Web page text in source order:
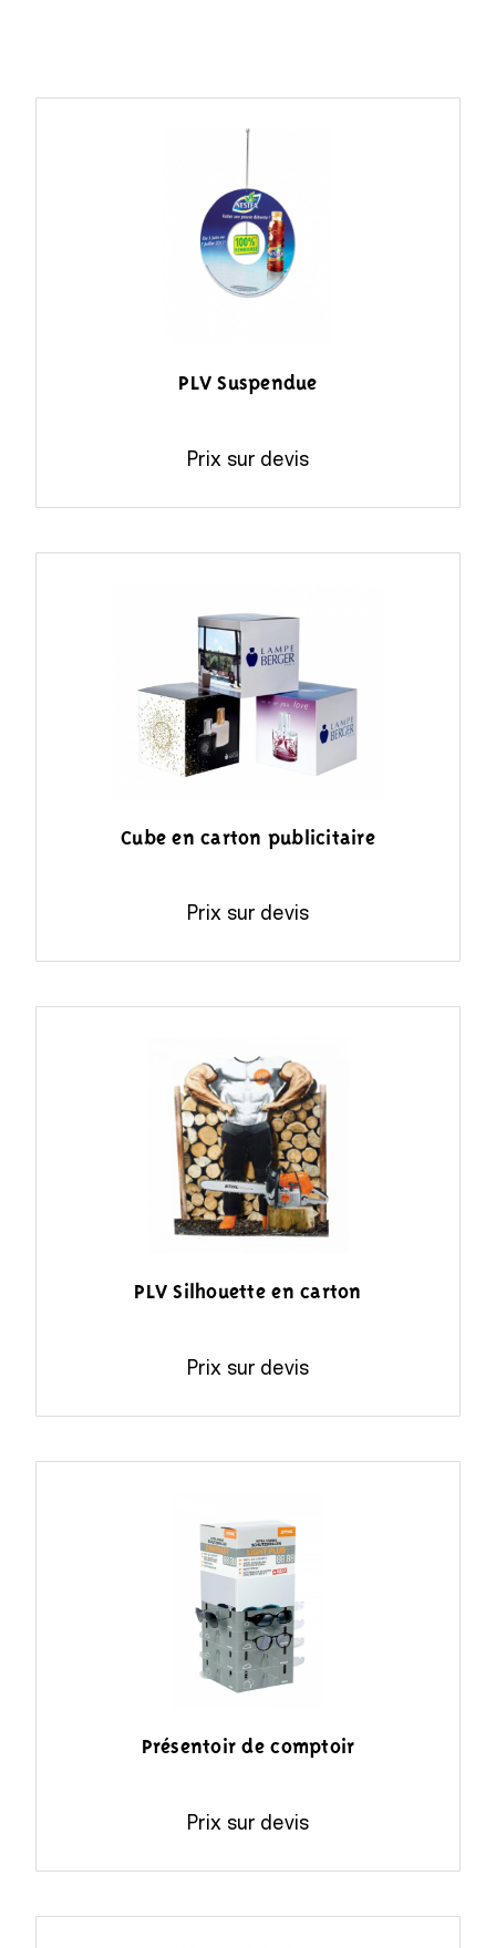
PLV Suspendue
Prix sur devis
Cube en carton publicitaire
Prix sur devis
PLV Silhouette en carton
Prix sur devis
Présentoir de comptoir
Prix sur devis